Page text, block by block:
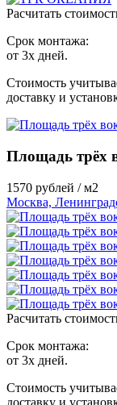
Расчитать
Срок монтажа:
от 3х дней.
Стоимость
доставку и
Площадь трёх
1570 рублей / м2
Москва,
Расчитать
Срок монтажа:
от 3х дней.
Стоимость
доставку и